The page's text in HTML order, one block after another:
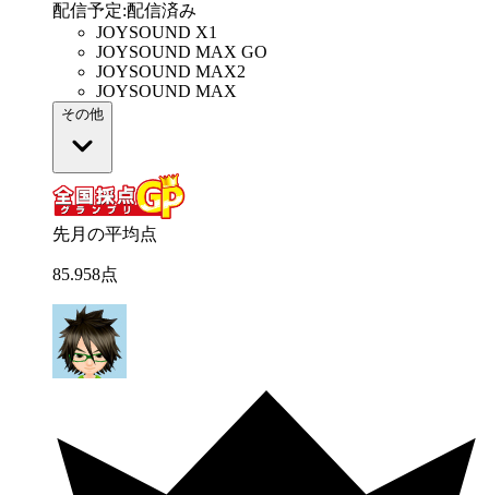
配信予定:配信済み
JOYSOUND X1
JOYSOUND MAX GO
JOYSOUND MAX2
JOYSOUND MAX
その他
先月の平均点
85.958点